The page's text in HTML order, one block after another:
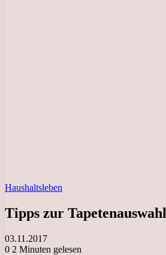
Haushaltsleben
Tipps zur Tapetenauswahl
03.11.2017
0 2 Minuten gelesen